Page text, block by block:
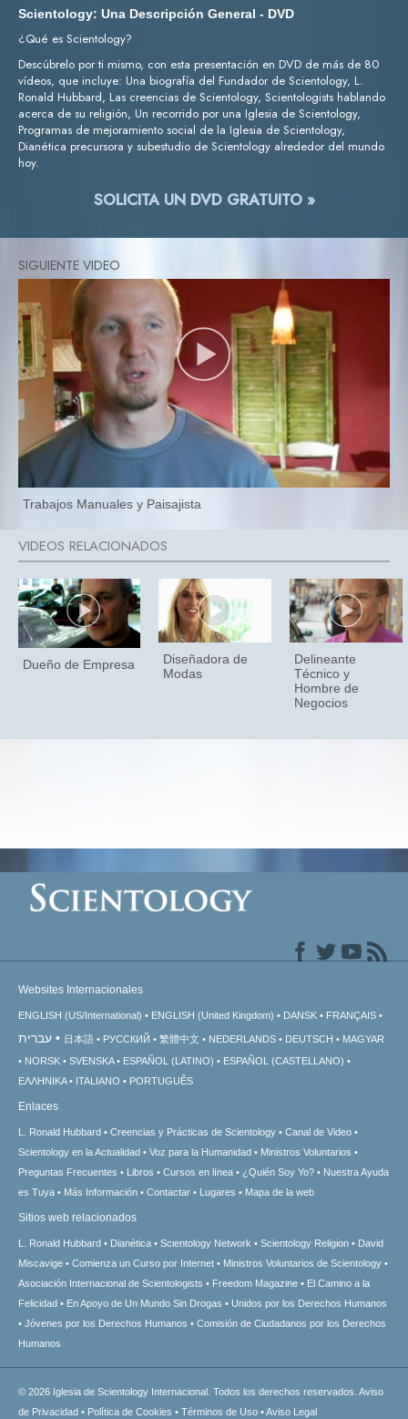
Scientology: Una Descripción General - DVD
¿Qué es Scientology?
Descúbrelo por ti mismo, con esta presentación en DVD de más de 80
vídeos, que incluye: Una biografía del Fundador de Scientology, L.
Ronald Hubbard, Las creencias de Scientology, Scientologists hablando
acerca de su religión, Un recorrido por una Iglesia de Scientology,
Programas de mejoramiento social de la Iglesia de Scientology,
Dianética precursora y subestudio de Scientology alrededor del mundo
hoy.
SOLICITA UN DVD GRATUITO »
Trabajos Manuales y Paisajista
Dueño de Empresa
Diseñadora de
Modas
Delineante
Técnico y
Hombre de
Negocios
Websites Internacionales
ENGLISH (US/International) ENGLISH (United Kingdom) DANSK FRANÇAIS
עברית 日本語 РУССКИЙ 繁體中文 NEDERLANDS DEUTSCH
MAGYAR
NORSK
SVENSKA ESPAÑOL (LATINO)
ESPAÑOL (CASTELLANO)
ΕΛΛΗΝΙΚA
ITALIANO PORTUGUÊS
Enlaces
L. Ronald Hubbard Creencias y Prácticas de Scientology
Canal de Video
Scientology en la Actualidad
Voz para la Humanidad
Ministros Voluntarios
Preguntas Frecuentes
Libros Cursos en línea ¿Quién Soy Yo?
Nuestra Ayuda
es Tuya
Más Información Contactar Lugares Mapa de la web
Sitios web relacionados
L. Ronald Hubbard Dianética Scientology Network Scientology Religion
David
Miscavige
Comienza un Curso por Internet
Ministros Voluntarios de Scientology
Asociación Internacional de Scientologists
Freedom Magazine
El Camino a la
Felicidad
En Apoyo de Un Mundo Sin Drogas
Unidos por los Derechos Humanos
Jóvenes por los Derechos Humanos
Comisión de Ciudadanos por los Derechos
Humanos
© 2026 Iglesia de Scientology Internacional. Todos los derechos reservados. Aviso
de Privacidad • Política de Cookies • Términos de Uso •Aviso Legal